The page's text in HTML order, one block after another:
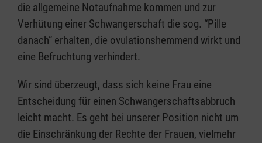
die allgemeine Notaufnahme kommen und zur
Verhütung einer Schwangerschaft die sog. “Pille
danach” erhalten, die ovulationshemmend wirkt und
eine Befruchtung verhindert.
Wir sind überzeugt, dass sich keine Frau eine
Entscheidung für einen Schwangerschaftsabbruch
leicht macht. Es geht bei unserer Position nicht um
die Einschränkung der Rechte der Frauen, vielmehr